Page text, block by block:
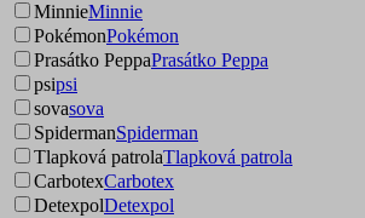
MinnieMinnie
PokémonPokémon
Prasátko PeppaPrasátko Peppa
psipsi
sovasova
SpidermanSpiderman
Tlapková patrolaTlapková patrola
CarbotexCarbotex
DetexpolDetexpol